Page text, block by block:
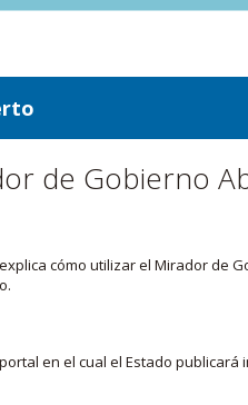
de Gobierno
cómo utilizar el Mirador
en el cual el Estado